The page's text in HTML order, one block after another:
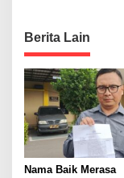
n
a
v
i
g
a
t
Berita Lain
Nama Baik Merasa